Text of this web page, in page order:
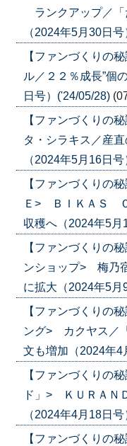
ランクアップ／「
（2024年5月30日
【ファンづくりの
ル／２２％成長”個
日号）('24/05/28)
【ファンづくりの
タ・シラキス／産
（2024年5月16日
【ファンづくりの
Ｅ> ＢＩＫＡＳ Ｃ
収穫へ（2024年5月
【ファンづくりの
ンショップ> 梅乃
に拡大（2024年5月
【ファンづくりの
ング> カクヤス／
文も増加（2024年4
【ファンづくりの
ド」> ＫＵＲＡＮ
（2024年4月18日
【ファンづくりの